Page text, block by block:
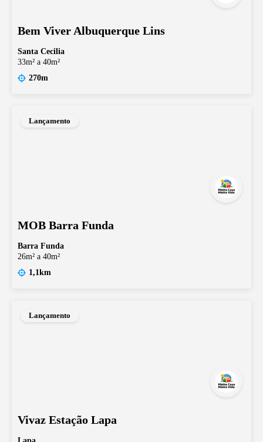
Bem Viver Albuquerque Lins
Santa Cecilia
33m² a 40m²
270m
Lançamento
MOB Barra Funda
Barra Funda
26m² a 40m²
1,1km
Lançamento
Vivaz Estação Lapa